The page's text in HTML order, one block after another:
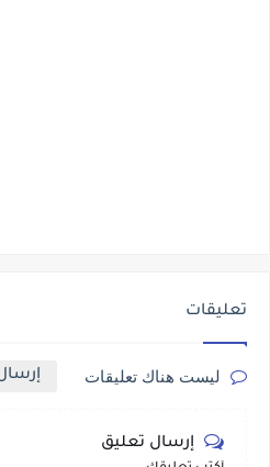
تعليقات
ليست هناك تعليقات
إرسال تعليق